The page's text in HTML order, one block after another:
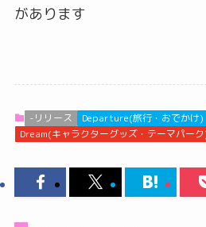
があります
-リリース
Departure(旅行・おでかけ)
Dream(キャラクターグッズ・テーマパー